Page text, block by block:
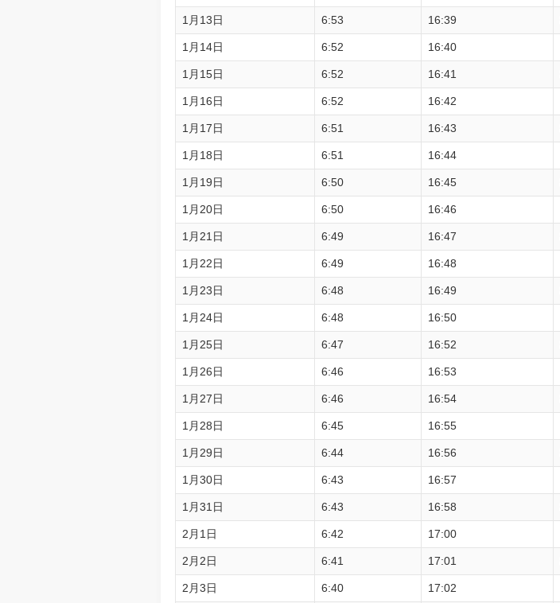
1月13日 6:53 16:39
1月14日 6:52 16:40
1月15日 6:52 16:41
1月16日 6:52 16:42
1月17日 6:51 16:43
1月18日 6:51 16:44
1月19日 6:50 16:45
1月20日 6:50 16:46
1月21日 6:49 16:47
1月22日 6:49 16:48
1月23日 6:48 16:49
1月24日 6:48 16:50
1月25日 6:47 16:52
1月26日 6:46 16:53
1月27日 6:46 16:54
1月28日 6:45 16:55
1月29日 6:44 16:56
1月30日 6:43 16:57
1月31日 6:43 16:58
2月1日 6:42 17:00
2月2日 6:41 17:01
2月3日 6:40 17:02